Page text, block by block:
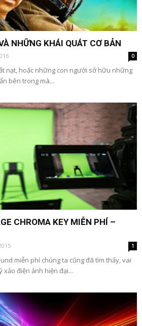
NHỮNG KHÁI QUÁT CƠ BẢN
0
nạt, hoặc những con người sở hữu những
bên trong mà...
CHROMA KEY MIỄN PHÍ –
1
miễn phí chúng ta cũng đã tìm thấy, vai
điện ảnh hiện đại...